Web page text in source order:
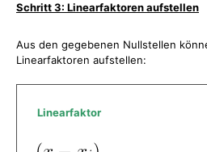
Schritt 3: Linearfaktoren aufstellen
Aus den gegebenen Nullstellen
Linearfaktoren aufstellen:
Linearfaktor